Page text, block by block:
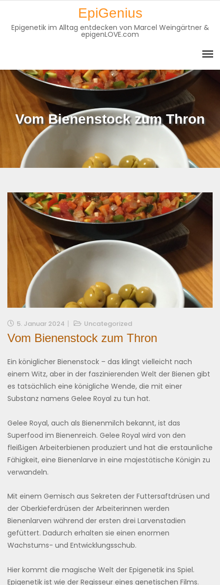
content
EpiGenius
Epigenetik im Alltag entdecken von Marcel Weingärtner &
epigenLOVE.com
Vom Bienenstock zum Thron
5. Januar 2024 Uncategorized
Vom Bienenstock zum Thron
Ein königlicher Bienenstock – das klingt vielleicht nach
einem Witz, aber in der faszinierenden Welt der Bienen gibt
es tatsächlich eine königliche Wende, die mit einer
Substanz namens Gelee Royal zu tun hat.
Gelee Royal, auch als Bienenmilch bekannt, ist das
Superfood im Bienenreich. Gelee Royal wird von den
fleißigen Arbeiterbienen produziert und hat die erstaunliche
Fähigkeit, eine Bienenlarve in eine majestätische Königin zu
verwandeln.
Mit einem Gemisch aus Sekreten der Futtersaftdrüsen und
der Oberkieferdrüsen der Arbeiterinnen werden
Bienenlarven während der ersten drei Larvenstadien
gefüttert. Dadurch erhalten sie einen enormen
Wachstums- und Entwicklungsschub.
Hier kommt die magische Welt der Epigenetik ins Spiel.
Epigenetik ist wie der Regisseur eines genetischen Films.